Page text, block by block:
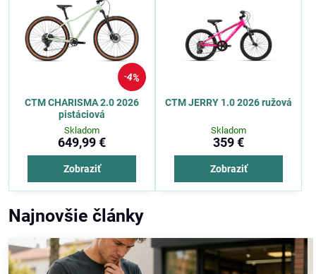
4%
CTM CHARISMA 2.0 2026
pistáciová
Skladom
649,99 €
Zobraziť
CTM JERRY 1.0 2026 ružová
Skladom
359 €
Zobraziť
Najnovšie články